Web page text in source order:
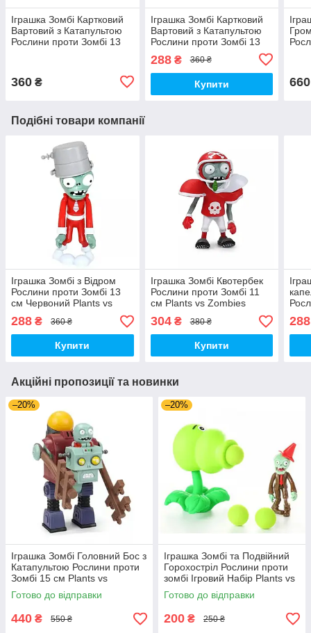
Іграшка Зомбі Картковий
Вартовий з Катапультою
Рослини проти Зомбі 13
360 ₴
Іграшка Зомбі Картковий
Вартовий з Катапультою
Рослини проти Зомбі 13
(00680)
288₴ 360 ₴
Купити 660
Подібні товари компанії
Іграшка Зомбі з Відром
Рослини проти Зомбі 13
см Червоний Plants vs
Zombies (00008)
288 ₴ 360 ₴
Купити
Іграшка Зомбі Квотербек
Рослини проти Зомбі 11
см Plants vs Zombies
(00104)
304₴ 380 ₴
Купити
см
288
Акційні пропозиції та новинки
–20%
Іграшка Зомбі Головний Бос з
Катапультою Рослини проти
Зомбі 15 см Plants vs
Zombies (00140)
Готово до відправки
440 ₴ 550 ₴
–20%
Іграшка Зомбі та Подвійний
Горохостріл Рослини проти
зомбі Ігровий Набір Plants vs
Zombies (00173)
Готово до відправки
200 ₴ 250 ₴